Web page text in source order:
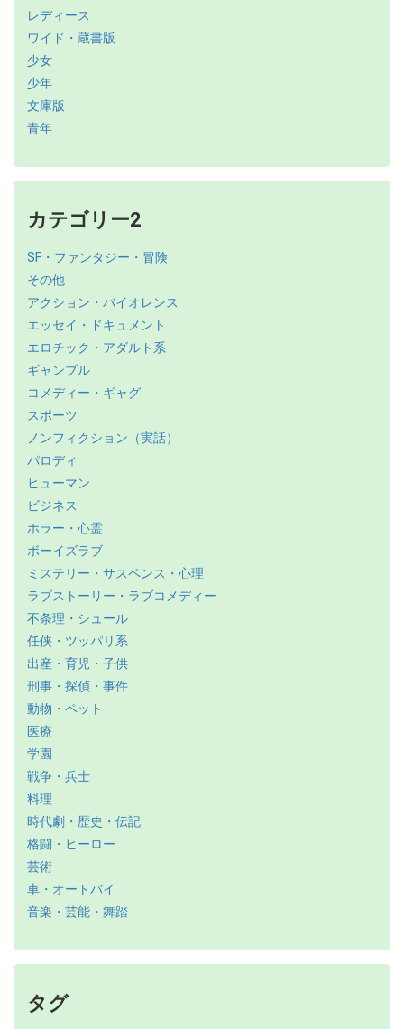
レディース
ワイド・蔵書版
少女
少年
文庫版
青年
カテゴリー2
SF・ファンタジー・冒険
その他
アクション・バイオレンス
エッセイ・ドキュメント
エロチック・アダルト系
ギャンブル
コメディー・ギャグ
スポーツ
ノンフィクション（実話）
パロディ
ヒューマン
ビジネス
ホラー・心霊
ボーイズラブ
ミステリー・サスペンス・心理
ラブストーリー・ラブコメディー
不条理・シュール
任侠・ツッパリ系
出産・育児・子供
刑事・探偵・事件
動物・ペット
医療
学園
戦争・兵士
料理
時代劇・歴史・伝記
格闘・ヒーロー
芸術
車・オートバイ
音楽・芸能・舞踏
タグ